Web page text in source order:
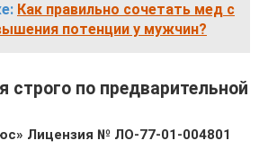
Как правильно сочетать мед с
потенции у мужчин?
строго по предварительной
Лицензия № ЛО-77-01-004801